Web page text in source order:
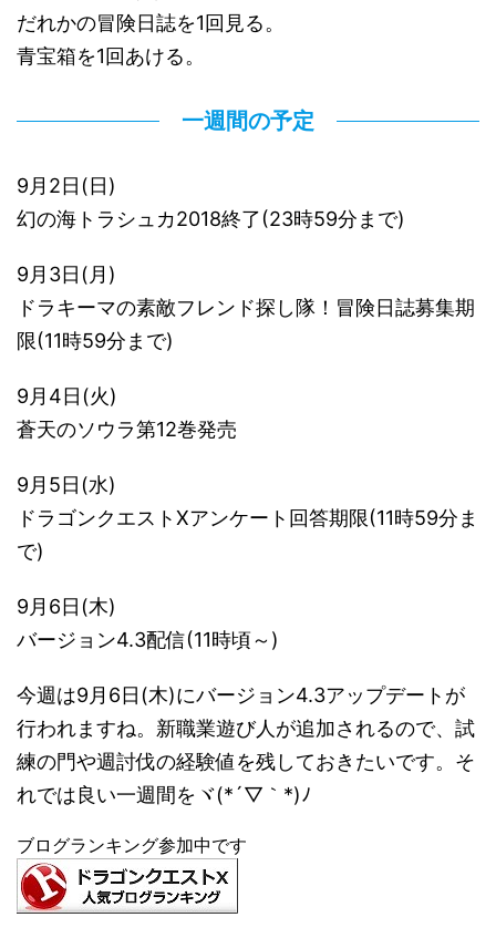
だれかの冒険日誌を1回見る。
青宝箱を1回あける。
一週間の予定
9月2日(日)
幻の海トラシュカ2018終了(23時59分まで)
9月3日(月)
ドラキーマの素敵フレンド探し隊！冒険日誌募集期
限(11時59分まで)
9月4日(火)
蒼天のソウラ第12巻発売
9月5日(水)
ドラゴンクエストXアンケート回答期限(11時59分ま
で)
9月6日(木)
バージョン4.3配信(11時頃～)
今週は9月6日(木)にバージョン4.3アップデートが
行われますね。新職業遊び人が追加されるので、試
練の門や週討伐の経験値を残しておきたいです。そ
れでは良い一週間をヾ(*´▽｀*)ﾉ
ブログランキング参加中です